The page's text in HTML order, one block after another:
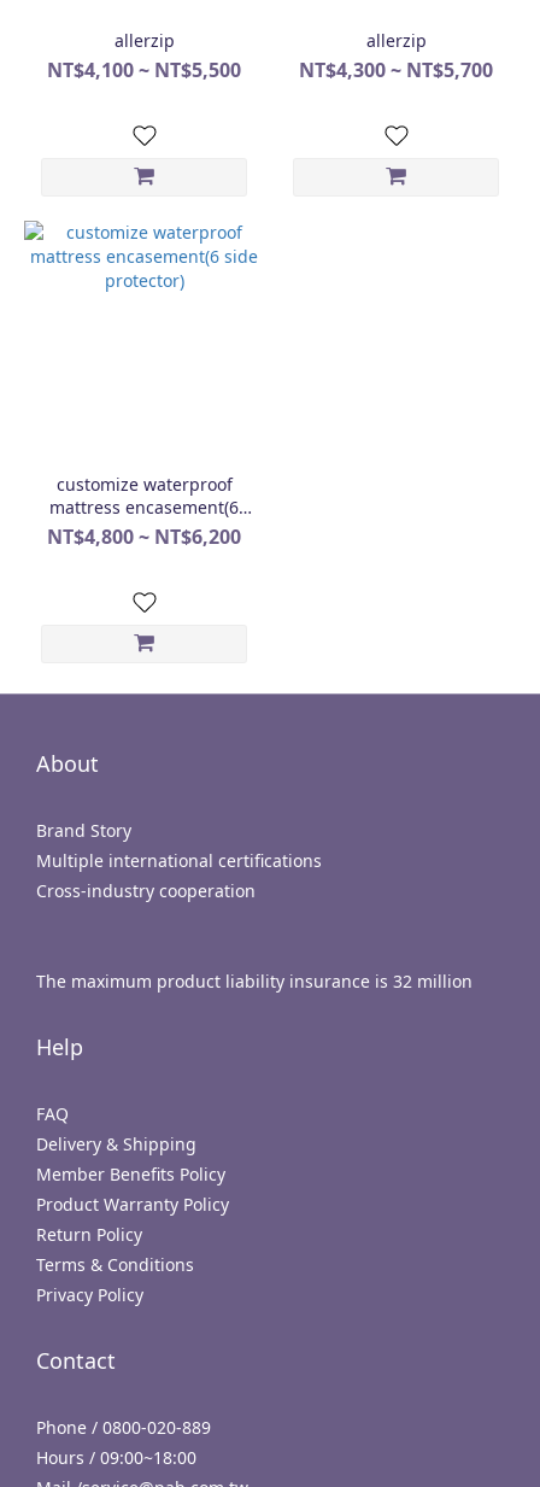
allerzip
NT$4,100 ~ NT$5,500
allerzip
NT$4,300 ~ NT$5,700
customize waterproof
mattress encasement(6
side protector)
NT$4,800 ~ NT$6,200
About
Brand Story
Multiple international certifications
Cross-industry cooperation
The maximum product liability insurance is 32 million
Help
FAQ
Delivery & Shipping
Member Benefits Policy
Product Warranty Policy
Return Policy
Terms & Conditions
Privacy Policy
Contact
Phone / 0800-020-889
Hours / 09:00~18:00